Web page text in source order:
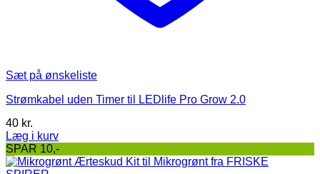
Sæt på ønskeliste
Strømkabel uden Timer til LEDlife Pro Grow 2.0
40 kr.
Læg i kurv
SPAR 10,-